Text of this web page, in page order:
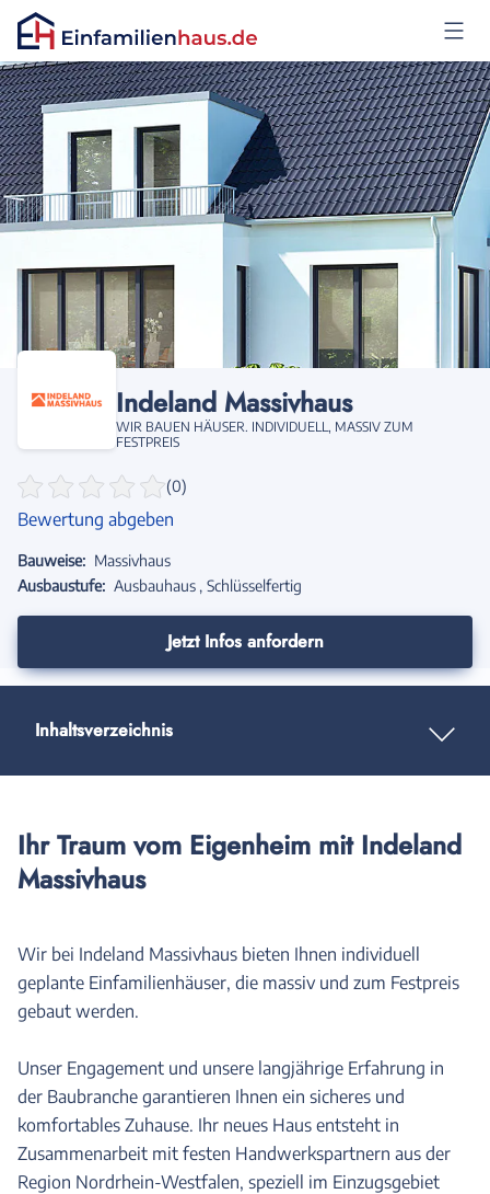
Anmelden
Indeland Massivhaus
WIR BAUEN HÄUSER. INDIVIDUELL, MASSIV ZUM
FESTPREIS
(0)
Bewertung abgeben
Bauweise: Massivhaus
Ausbaustufe: Ausbauhaus Schlüsselfertig
Jetzt Infos anfordern
Inhaltsverzeichnis
Ihr Traum vom Eigenheim mit Indeland
Massivhaus
Wir bei Indeland Massivhaus bieten Ihnen individuell
geplante Einfamilienhäuser, die massiv und zum Festpreis
gebaut werden.
Unser Engagement und unsere langjährige Erfahrung in
der Baubranche garantieren Ihnen ein sicheres und
komfortables Zuhause. Ihr neues Haus entsteht in
Zusammenarbeit mit festen Handwerkspartnern aus der
Region Nordrhein-Westfalen, speziell im Einzugsgebiet